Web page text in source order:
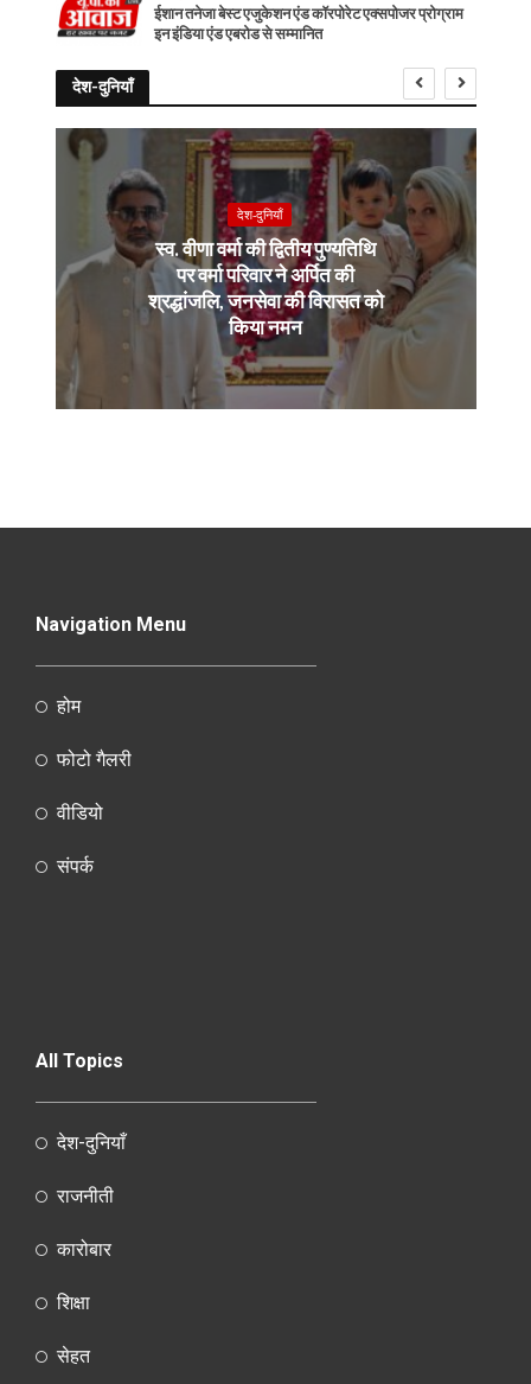
ईशान तनेजा बेस्ट एजुकेशन एंड कॉरपोरेट एक्सपोजर प्रोग्राम
इन इंडिया एंड एबरोड से सम्मानित
देश-दुनियाँ
देश-दुनियाँ
स्व. वीणा वर्मा की द्वितीय पुण्यतिथि
पर वर्मा परिवार ने अर्पित की
श्रद्धांजलि, जनसेवा की विरासत को
किया नमन
Navigation Menu
होम
फोटो गैलरी
वीडियो
संपर्क
All Topics
देश-दुनियाँ
राजनीती
कारोबार
शिक्षा
सेहत